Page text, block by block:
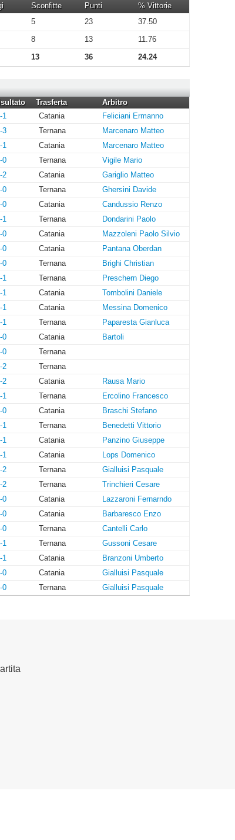
Sconfitte Punti
% Vittorie
5 23
37.50
8 13
11.76
13 36 24.24
Trasferta
Arbitro
1 Catania
Feliciani Ermanno
3 Ternana
Marcenaro Matteo
1 Catania
Marcenaro Matteo
0 Ternana
Vigile Mario
2 Catania
Gariglio Matteo
0 Ternana
Ghersini Davide
0 Catania
Candussio Renzo
1 Ternana
Dondarini Paolo
0 Catania
Mazzoleni Paolo Silvio
0 Catania
Pantana Oberdan
0 Ternana
Brighi Christian
1 Ternana
Preschern Diego
1 Catania
Tombolini Daniele
1 Catania
Messina Domenico
1 Ternana
Paparesta Gianluca
0 Catania
Bartoli
0
Ternana
2
Ternana
2 Catania
Rausa Mario
1 Ternana
Ercolino Francesco
0 Catania
Braschi Stefano
1 Ternana
Benedetti Vittorio
1 Catania
Panzino Giuseppe
1 Catania
Lops Domenico
2 Ternana
Gialluisi Pasquale
2 Ternana
Trinchieri Cesare
0 Catania
Lazzaroni Fernarndo
0 Catania
Barbaresco Enzo
0 Ternana
Cantelli Carlo
1 Ternana
Gussoni Cesare
1 Catania
Branzoni Umberto
0 Catania
Gialluisi Pasquale
0 Ternana Gialluisi Pasquale